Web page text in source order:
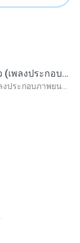
อยากรัก ต้องไม่กลัวคำว่าเสียใจ (เพลงประกอบภาพยนตร์ รัก 7 ปี ดี 7 หน)